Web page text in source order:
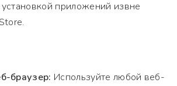
приложений извне
браузер: Используйте любой веб-